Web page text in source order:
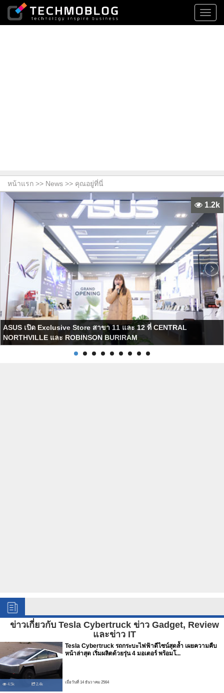
หน้าแรก >> News >> คุณอยู่ที่นี่
ASUS เปิด Exclusive Store สาขา 11 และ 12 ที่ CENTRAL
NORTHVILLE และ ROBINSON BURIRAM
1.2k
ข่าวเกี่ยวกับ Tesla Cybertruck ข่าว Gadget, Review
และข่าว IT
4.5k 2.4k
Tesla Cybertruck รถกระบะไฟฟ้าดีไซน์สุดล้ำ เผยความคืบ
หน้าล่าสุด เริ่มผลิตด้วยรุ่น 4 มอเตอร์ พร้อมโ...
เมื่อวันที่ 14 ธันวาคม 2564